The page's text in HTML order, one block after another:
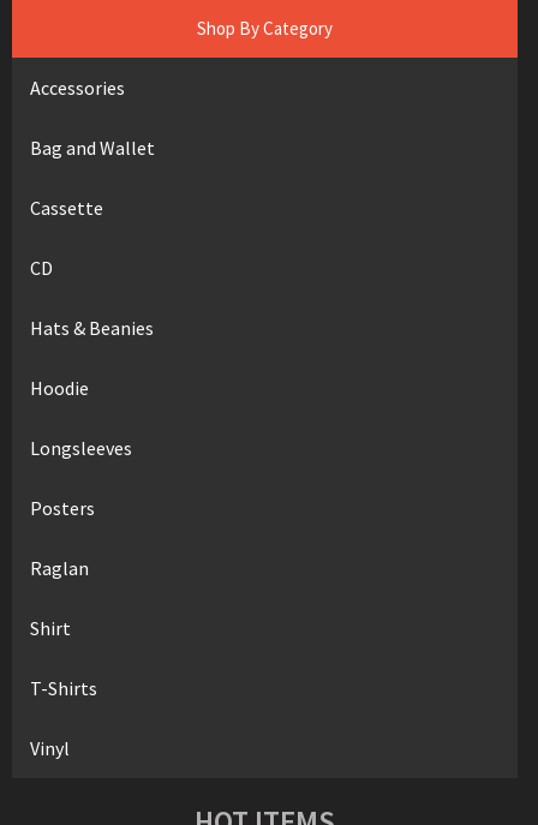
Shop By Category
Accessories
Bag and Wallet
Cassette
CD
Hats & Beanies
Hoodie
Longsleeves
Posters
Raglan
Shirt
T-Shirts
Vinyl